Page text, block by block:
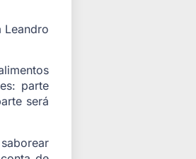
Leandro
parte
será